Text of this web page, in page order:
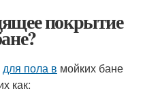
покрытие
для пола в мойких бане
как: